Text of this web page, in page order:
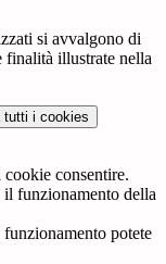
si avvalgono di
finalità illustrate nella
tutti i cookies
cookie consentire.
il funzionamento della
potete